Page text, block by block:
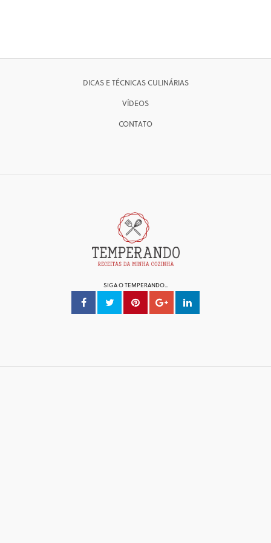
DICAS E TÉCNICAS CULINÁRIAS
VÍDEOS
CONTATO
SIGA O TEMPERANDO...